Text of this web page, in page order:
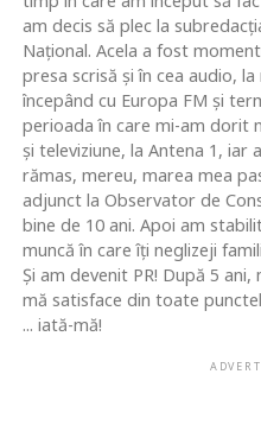
am decis să plec la
Naţional. Acela a fost
presa scrisă şi în cea audio,
începând cu Europa FM şi
perioada în care mi-am dorit
şi televiziune, la Antena 1, iar
rămas, mereu, marea mea
adjunct la Observator de
bine de 10 ani. Apoi am
muncă în care îţi neglizeji
Şi am devenit PR! După 5
mă satisface din toate
... iată-mă!